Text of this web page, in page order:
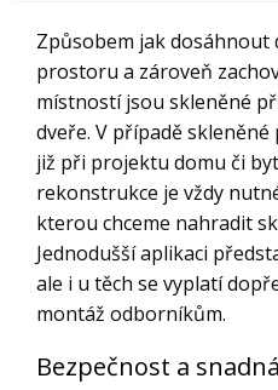
Způsobem jak dosáhnout
prostoru a zároveň
místností jsou skleněné
dveře. V případě
již při projektu domu či
rekonstrukce je vždy
kterou chceme nahradit
Jednodušší aplikaci
ale i u těch se vyplatí
montáž odborníkům.
Bezpečnost a